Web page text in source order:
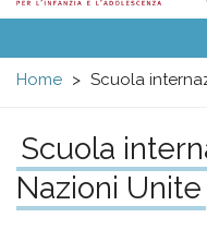
Centro
di
menu
Temi
Attività
Convenzione
Home
Scuola
Scuola
Nazioni Unite